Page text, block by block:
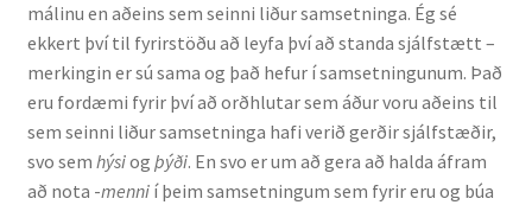
Þjónusta
Rannsóknir
Máltækni
málinu en aðeins sem seinni liður samsetninga. Ég sé
ekkert því til fyrirstöðu að leyfa því að standa sjálfstætt –
merkingin er sú sama og það hefur í samsetningunum. Það
eru fordæmi fyrir því að orðhlutar sem áður voru aðeins til
sem seinni liður samsetninga hafi verið gerðir sjálfstæðir,
svo sem hýsiog þýði. En svo er um að gera að halda áfram
að nota -menni í þeim samsetningum sem fyrir eru og búa